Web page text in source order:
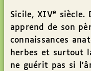
Sicile, XIVe
siècle.
apprend de son
connaissances
herbes et surtout
ne guérit pas si